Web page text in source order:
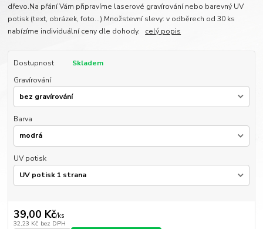
dřevo.Na přání Vám připravíme laserové gravírování nebo barevný UV
potisk (text, obrázek, foto...).Množstevní slevy: v odběrech od 30 ks
nabízíme individuální ceny dle dohody. celý popis
Dostupnost
Skladem
Gravírování
Barva
UV potisk
39,00 Kč/ks
32,23 Kč bez DPH